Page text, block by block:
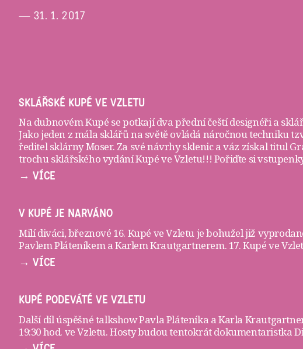
— 31. 1. 2017
SKLÁŘSKÉ KUPÉ VE VZLETU
Na dubnovém Kupé se potkají dva přední čeští designéři a
Jako jeden z mála sklářů na světě ovládá náročnou techniku
ředitel sklárny Moser. Za své návrhy sklenic a váz získal titul
trochu sklářského vydání Kupé ve Vzletu!!! Pořiďte si
→ VÍCE
V KUPÉ JE NARVÁNO
Milí diváci, březnové 16. Kupé ve Vzletu je bohužel již
Pavlem Pláteníkem a Karlem Krautgartnerem. 17. Kupé ve
→ VÍCE
KUPÉ PODEVÁTÉ VE VZLETU
Další díl úspěšné talkshow Pavla Pláteníka a Karla
19:30 hod. veVzletu. Hosty budou tentokrát dokumentaristka